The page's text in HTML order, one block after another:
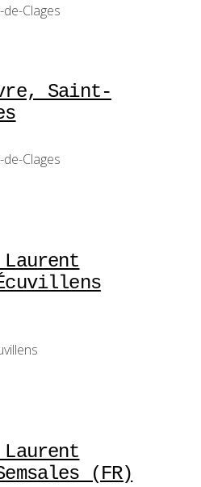
Clages
Saint-
Clages
(FR)